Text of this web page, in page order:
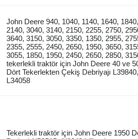
John Deere 940, 1040, 1140, 1640,
2140, 3040, 3140, 2150, 2255, 2750,
3640, 3150, 3050, 3350, 1350, 2955,
2355, 2555, 2450, 2650, 1950, 3650,
3055, 1850, 1950, 2450, 2650, 2850,
tekerlekli traktör için John Deere 40 ve
Dört Tekerlekten Çekiş Debriyajı L39840,
L34058
Tekerlekli traktör için John Deere 1950